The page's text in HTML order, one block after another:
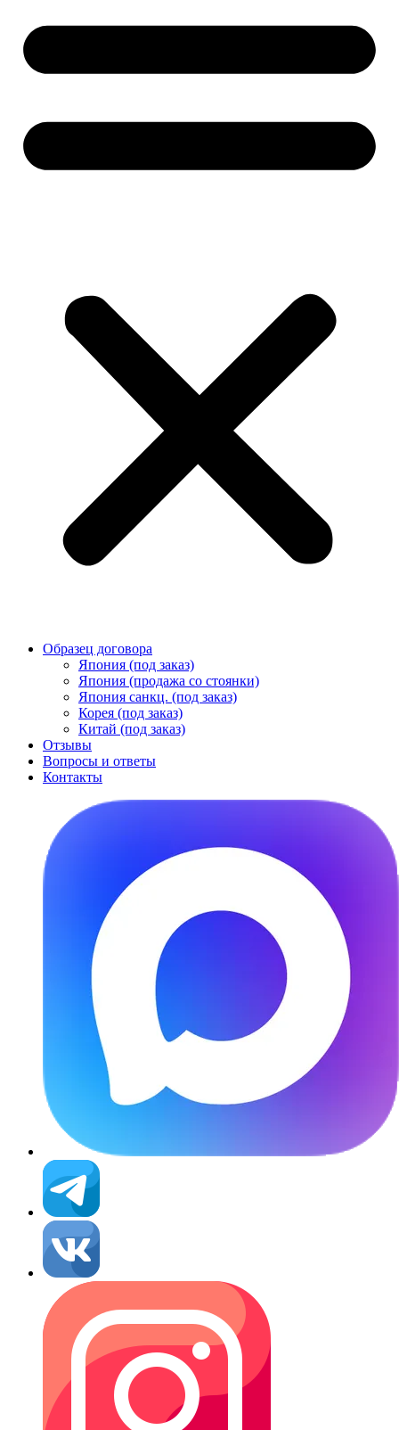
Образец договора
Япония (под заказ)
Япония (продажа со стоянки)
Япония санкц. (под заказ)
Корея (под заказ)
Китай (под заказ)
Отзывы
Вопросы и ответы
Контакты